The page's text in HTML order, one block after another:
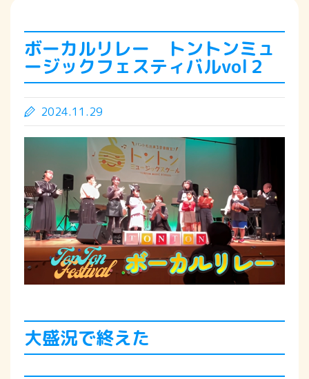
ボーカルリレー トントンミュ
ージックフェスティバルvol２
2024.11.29
大盛況で終えた